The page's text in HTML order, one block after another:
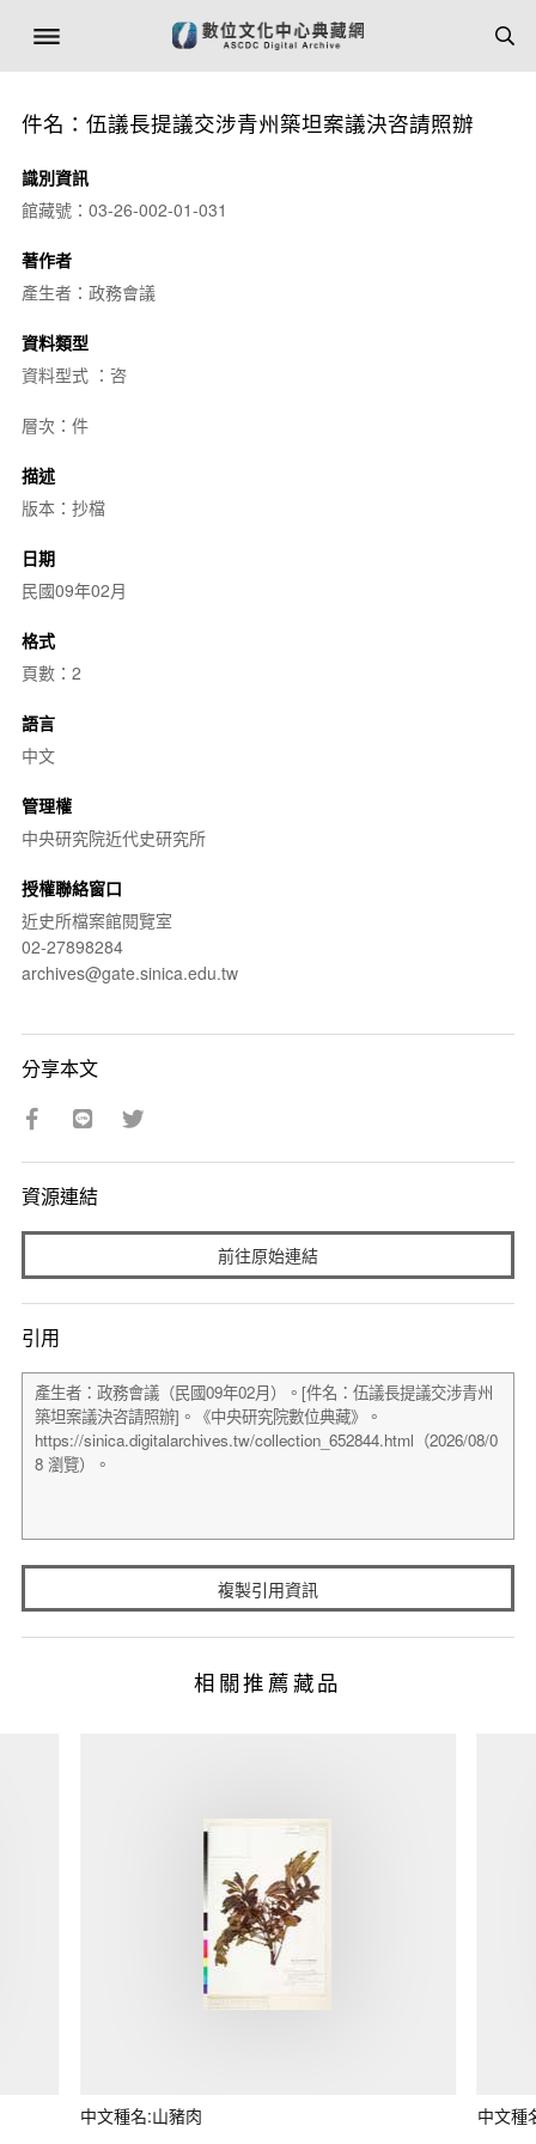
件名：伍議長提議交涉青州築坦案議決咨請照辦
識別資訊
館藏號：03-26-002-01-031
著作者
產生者：政務會議
資料類型
資料型式 ：咨
層次：件
描述
版本：抄檔
日期
民國09年02月
格式
頁數：2
語言
中文
管理權
中央研究院近代史研究所
授權聯絡窗口
近史所檔案館閱覽室
02-27898284
archives@gate.sinica.edu.tw
分享本文
資源連結
前往原始連結
引用
複製引用資訊
相關推薦藏品
中文種名:山豬肉 中文種